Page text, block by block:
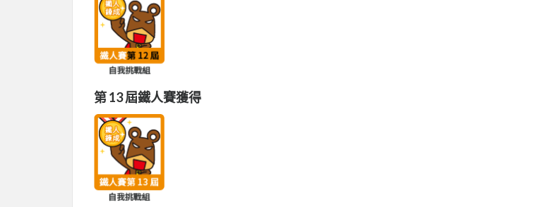
第 13 屆鐵人賽獲得